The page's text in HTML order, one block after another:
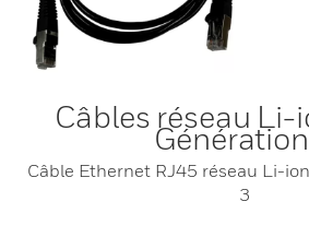
Câbles réseau Li-
Câble Ethernet RJ45 réseau Li-
3